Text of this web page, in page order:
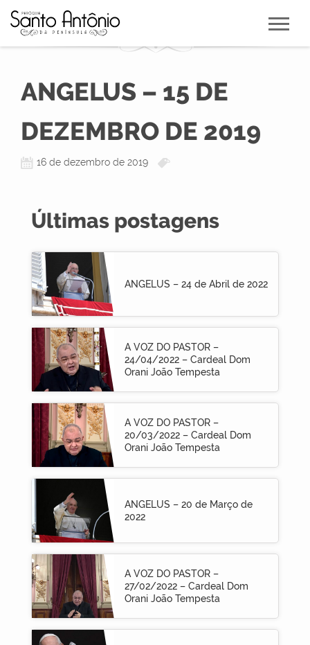
ANGELUS – 15 DE
DEZEMBRO DE 2019
16 de dezembro de 2019
Últimas postagens
ANGELUS – 24 de Abril de 2022
A VOZ DO PASTOR –
24/04/2022 – Cardeal Dom
Orani João Tempesta
A VOZ DO PASTOR –
20/03/2022 – Cardeal Dom
Orani João Tempesta
ANGELUS – 20 de Março de
2022
A VOZ DO PASTOR –
27/02/2022 – Cardeal Dom
Orani João Tempesta